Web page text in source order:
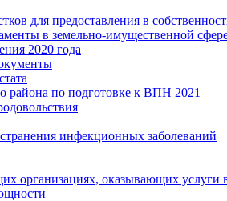
для предоставления в
в земельно-имущественной
2020 года
района по подготовке к ВПН 2021
инфекционных заболеваний
организациях, оказывающих